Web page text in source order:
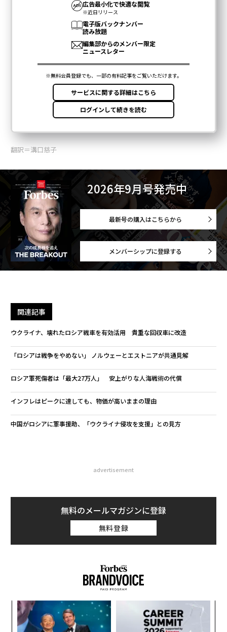
翻訳＝溝口慈子
2026年9月号発売中
最新号の購入はこちらから
メンバーシップに登録する
関連記事
ウクライナ、壊れたロシア戦車を有効活用 貴重な回収車に改造
「ロシアは戦争をやめない」 ノルウェーとエストニアが共通見解
ロシア軍死傷者は「最大27万人」 安上がりな人海戦術の代償
インフレはピークに達しても、物価が高いままの理由
中国がロシアに軍事援助、「ウクライナ侵攻を支援」との見方
advertisement
無料のメールマガジンに登録
無料登録